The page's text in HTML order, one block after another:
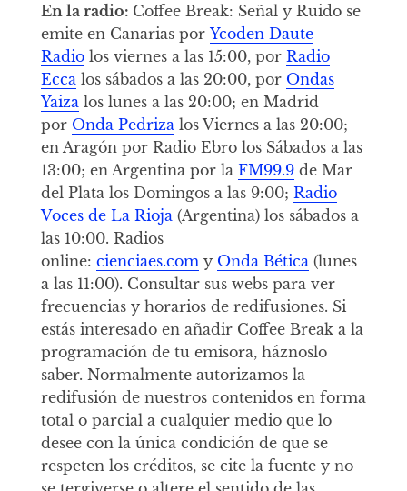
En la radio: Coffee Break: Señal y Ruido se
emite en Canarias por Ycoden Daute
Radiolos viernes a las 15:00, por Radio
Ecca los sábados a las 20:00, por Ondas
Yaiza los lunes a las 20:00; en Madrid
por Onda Pedriza los Viernes a las 20:00;
en Aragón por Radio Ebro los Sábados a las
13:00; en Argentina por la FM99.9de Mar
del Plata los Domingos a las 9:00; Radio
Voces de La Rioja (Argentina) los sábados a
las 10:00. Radios
online: cienciaes.com y Onda Bética (lunes
a las 11:00). Consultar sus webs para ver
frecuencias y horarios de redifusiones. Si
estás interesado en añadir Coffee Break a la
programación de tu emisora, háznoslo
saber. Normalmente autorizamos la
redifusión de nuestros contenidos en forma
total o parcial a cualquier medio que lo
desee con la única condición de que se
respeten los créditos, se cite la fuente y no